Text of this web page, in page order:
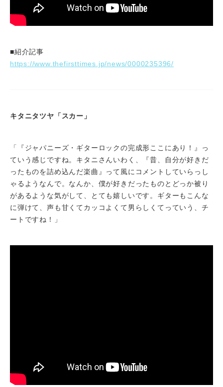
■紹介記事
https://www.thefirsttimes.jp/news/0000235396/
キタニタツヤ「スカー」
「『ジャパニーズ・ギターロックの完成形ここにあり！』っ
ていう感じですね。キタニさんいわく、『昔、自分が好きだ
ったものを詰め込んだ楽曲』って風にコメントしていらっし
ゃるようなんで。なんか、僕が好きだったものとどっか被り
があるような気がして、とても嬉しいです。ギターもこんな
に弾けて、声も甘くてカッコよくて男らしくてっていう、チ
ートですね！」